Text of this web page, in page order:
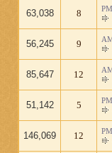
8
63,038
9
56,245
12
85,647
5
51,142
12
146,069